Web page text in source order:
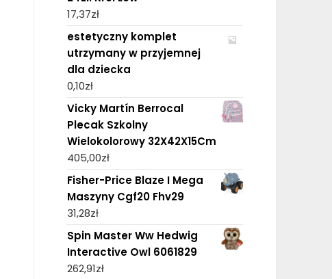
17,37zł
estetyczny komplet
utrzymany w przyjemnej
dla dziecka
0,10zł
Vicky Martín Berrocal
Plecak Szkolny
Wielokolorowy 32X42X15Cm
405,00zł
Fisher-Price Blaze I Mega
Maszyny Cgf20 Fhv29
31,28zł
Spin Master Ww Hedwig
Interactive Owl 6061829
262,91zł